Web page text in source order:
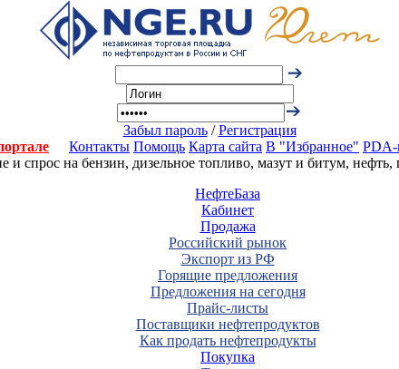
Забыл пароль/Регистрация
Контакты Помощь Карта сайта В "Избранное" PDA-
спрос на бензин, дизельное топливо, мазут и битум,
НефтеБаза
Кабинет
Продажа
Российский рынок
Экспорт из РФ
Горящие предложения
Предложения на сегодня
Прайс-листы
Поставщики нефтепродуктов
Как продать нефтепродукты
Покупка